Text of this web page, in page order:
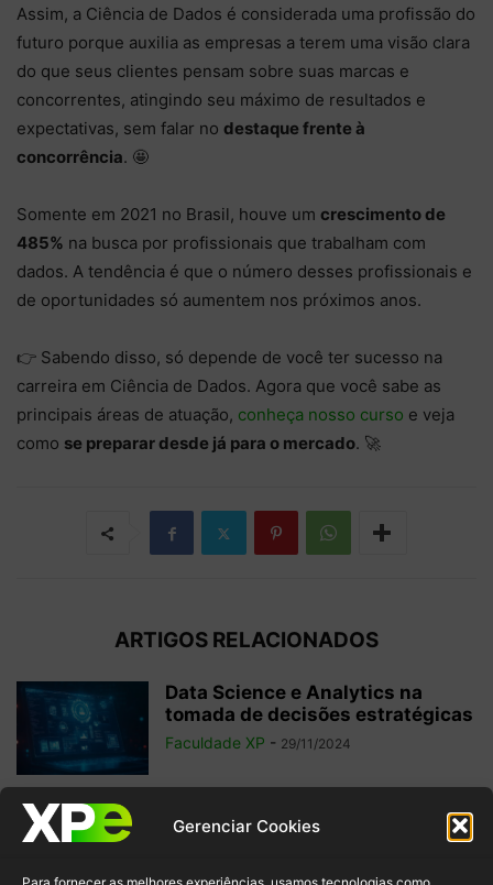
Gerenciar Cookies
Assim, a Ciência de Dados é considerada uma profissão do
futuro porque auxilia as empresas a terem uma visão clara
do que seus clientes pensam sobre suas marcas e
concorrentes, atingindo seu máximo de resultados e
expectativas, sem falar no destaque frente à
concorrência. 🤩
Somente em 2021 no Brasil, houve um crescimento de
485% na busca por profissionais que trabalham com
dados. A tendência é que o número desses profissionais e
de oportunidades só aumentem nos próximos anos.
👉 Sabendo disso, só depende de você ter sucesso na
carreira em Ciência de Dados. Agora que você sabe as
principais áreas de atuação, conheça nosso curso e veja
como se preparar desde já para o mercado. 🚀
ARTIGOS RELACIONADOS
Data Science e Analytics na
tomada de decisões estratégicas
Faculdade XP - 29/11/2024
6 filmes sobre tecnologia para